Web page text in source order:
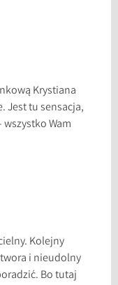
Krystiana
Jest tu sensacja,
Wam
Kolejny
i nieudolny
Bo tutaj